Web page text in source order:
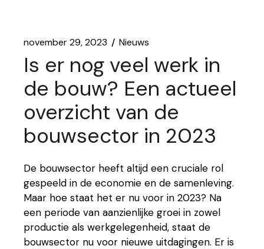
november 29, 2023 Nieuws
Is er nog veel werk in
de bouw? Een actueel
overzicht van de
bouwsector in 2023
De bouwsector heeft altijd een cruciale rol
gespeeld in de economie en de samenleving.
Maar hoe staat het er nu voor in 2023? Na
een periode van aanzienlijke groei in zowel
productie als werkgelegenheid, staat de
bouwsector nu voor nieuwe uitdagingen. Er is